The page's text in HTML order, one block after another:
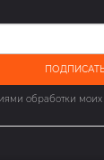
обработки моих